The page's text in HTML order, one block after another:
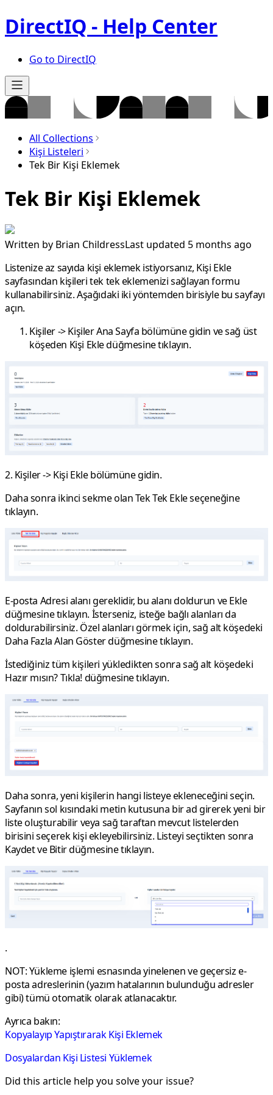
DirectIQ - Help Center
Go to DirectIQ
All Collections
Kişi Listeleri
Tek Bir Kişi Eklemek
Tek Bir Kişi Eklemek
Written by Brian ChildressLast updated 5 months ago
Listenize az sayıda kişi eklemek istiyorsanız, Kişi Ekle
sayfasından kişileri tek tek eklemenizi sağlayan formu
kullanabilirsiniz. Aşağıdaki iki yöntemden birisiyle bu sayfayı
açın.
Kişiler->Kişiler Ana Sayfa bölümüne gidin ve sağ üst
köşeden Kişi Ekledüğmesine tıklayın.
2. Kişiler->Kişi Eklebölümüne gidin.
Daha sonra ikinci sekme olanTek Tek Ekleseçeneğine
tıklayın.
E-posta Adresialanı gereklidir, bu alanı doldurun veEkle
düğmesine tıklayın. İsterseniz, isteğe bağlı alanları da
doldurabilirsiniz. Özel alanları görmek için, sağ alt köşedeki
Daha Fazla Alan Gösterdüğmesine tıklayın.
İstediğiniz tüm kişileri yükledikten sonra sağ alt köşedeki
Hazır mısın? Tıkla! düğmesine tıklayın.
Daha sonra, yeni kişilerin hangi listeye ekleneceğini seçin.
Sayfanın sol kısındaki metin kutusuna bir ad girerek yeni bir
liste oluşturabilir veya sağ taraftan mevcut listelerden
birisini seçerek kişi ekleyebilirsiniz. Listeyi seçtikten sonra
Kaydet ve Bitirdüğmesine tıklayın.
.
NOT:Yükleme işlemi esnasında yinelenen ve geçersiz e-
posta adreslerinin (yazım hatalarının bulunduğu adresler
gibi) tümü otomatik olarak atlanacaktır.
Ayrıca bakın:
Kopyalayıp Yapıştırarak Kişi Eklemek
Dosyalardan Kişi Listesi Yüklemek
Did this article help you solve your issue?